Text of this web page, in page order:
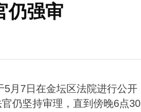
仍强审
月7日在金坛区法院进行公开
仍坚持审理，直到傍晚6点30